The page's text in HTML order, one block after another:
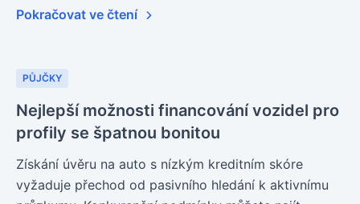
Pokračovat ve čtení
PŮJČKY
Nejlepší možnosti financování vozidel pro
profily se špatnou bonitou
Získání úvěru na auto s nízkým kreditním skóre
vyžaduje přechod od pasivního hledání k aktivnímu